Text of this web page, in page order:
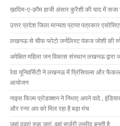
ख़ादिम-ए-क़ौम हाजी अंसार कुरैशी की याद में सजा
उत्तर प्रदेश जिला मान्यता प्राप्त पत्रकार
लखनऊ से चीफ फोटो जर्नलिस्ट पंकज जोशी की
अपेक्षित महिला जन विकास संस्थान लखनऊ
रेवा यूनिवर्सिटी ने लखनऊ में प्रिंसिपल्स और
आयोजन
नाइस फिल्म प्रोडक्शन ने निभाए अपने वादे ,
और रनर अप को मिल रहा है बड़ा मंच
जहां दवाएं रुक जाएं, वहां सर्जरी उम्मीद बनती है